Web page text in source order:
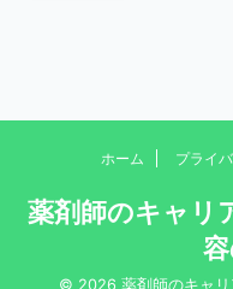
ホーム プライ
薬剤師のキャリ
© 2026 薬剤師のキャリ